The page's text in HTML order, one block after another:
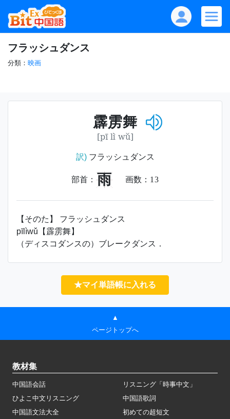
フラッシュダンス
分類： 映画
霹雳舞
[pī lì wǔ]
訳)フラッシュダンス
部首： 雨 画数： 13
【そのた】 フラッシュダンス
pīlìwǔ【霹雳舞】
（ディスコダンスの）ブレークダンス．
★マイ単語帳に入れる
▲
ページトップへ
教材集
中国語会話
リスニング「時事中文」
ひよこ中文リスニング
中国語歌詞
中国語文法大全
初めての超短文